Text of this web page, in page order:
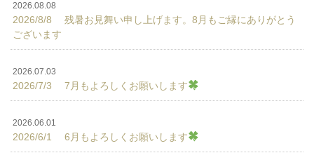
2026.08.08
2026/8/8 残暑お見舞い申し上げます。8月もご縁にありがとう
ございます
2026.07.03
2026/7/3 7月もよろしくお願いします
2026.06.01
2026/6/1 6月もよろしくお願いします